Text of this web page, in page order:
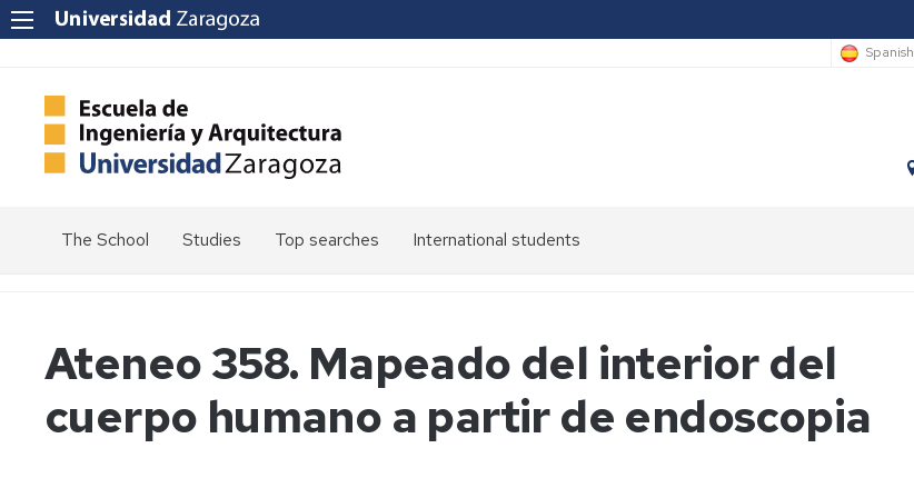
Spanish
The School
Vision
Values
Quality
Studies Top searches
Schedules
Calendars
International students
Ateneo 358. Mapeado del interior del
cuerpo humano a partir de endoscopia